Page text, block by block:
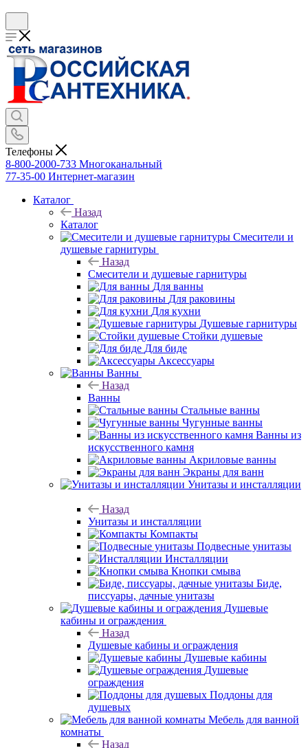
Телефоны
8-800-2000-733 Многоканальный
77-35-00 Интернет-магазин
Каталог
Назад
Каталог
Смесители и
душевые гарнитуры
Назад
Смесители и душевые гарнитуры
Для ванны
Для раковины
Для кухни
Душевые гарнитуры
Стойки душевые
Для биде
Аксессуары
Ванны
Назад
Ванны
Стальные ванны
Чугунные ванны
Ванны из
искусственного камня
Акриловые ванны
Экраны для ванн
Унитазы и инсталляции
Назад
Унитазы и инсталляции
Компакты
Подвесные унитазы
Инсталляции
Кнопки смыва
Биде,
писсуары, дачные унитазы
Душевые
кабины и ограждения
Назад
Душевые кабины и ограждения
Душевые кабины
Душевые
ограждения
Поддоны для
душевых
Мебель для ванной
комнаты
Назад